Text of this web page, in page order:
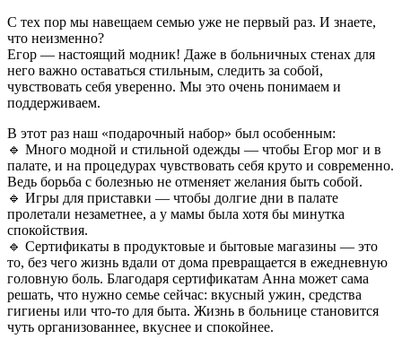
С тех пор мы навещаем семью уже не первый раз. И знаете,
что неизменно?
Егор — настоящий модник! Даже в больничных стенах для
него важно оставаться стильным, следить за собой,
чувствовать себя уверенно. Мы это очень понимаем и
поддерживаем.
В этот раз наш «подарочный набор» был особенным:
🔹 Много модной и стильной одежды — чтобы Егор мог и в
палате, и на процедурах чувствовать себя круто и современно.
Ведь борьба с болезнью не отменяет желания быть собой.
🔹 Игры для приставки — чтобы долгие дни в палате
пролетали незаметнее, а у мамы была хотя бы минутка
спокойствия.
🔹 Сертификаты в продуктовые и бытовые магазины — это
то, без чего жизнь вдали от дома превращается в ежедневную
головную боль. Благодаря сертификатам Анна может сама
решать, что нужно семье сейчас: вкусный ужин, средства
гигиены или что-то для быта. Жизнь в больнице становится
чуть организованнее, вкуснее и спокойнее.